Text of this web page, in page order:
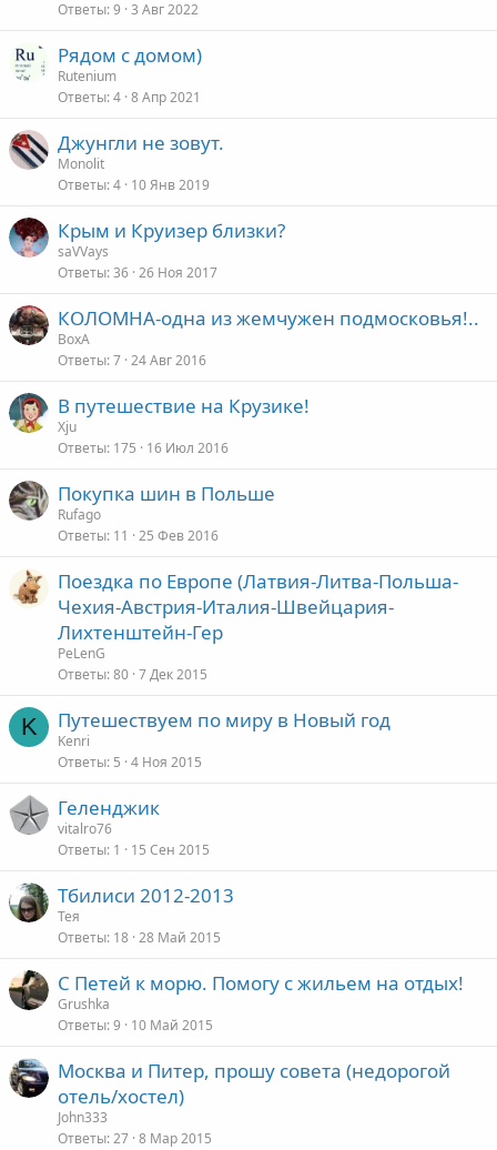
Ответы 9 3 Авг 2022
Рядом с домом)
Rutenium
Ответы 4 8 Апр 2021
Джунгли не зовут.
Monolit
Ответы 4 10 Янв 2019
Крым и Круизер близки?
saVVays
Ответы 36 26 Ноя 2017
КОЛОМНА-одна из жемчужен подмосковья!..
ВохА
Ответы 7 24 Авг 2016
В путешествие на Крузике!
Xju
Ответы 175 16 Июл 2016
Покупка шин в Польше
Rufago
Ответы 11 25 Фев 2016
Поездка по Европе (Латвия-Литва-Польша-
Чехия-Австрия-Италия-Швейцария-
Лихтенштейн-Гер
PeLenG
Ответы 80 7 Дек 2015
K Путешествуем по миру в Новый год
Kenri
Ответы 5 4 Ноя 2015
Геленджик
vitalro76
Ответы 1 15 Сен 2015
Тбилиси 2012-2013
Тея
Ответы 18 28 Май 2015
С Петей к морю. Помогу с жильем на отдых!
Grushka
Ответы 9 10 Май 2015
Москва и Питер, прошу совета (недорогой
отель/хостел)
John333
Ответы 27 8 Мар 2015